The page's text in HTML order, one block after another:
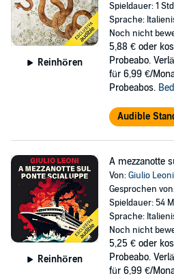
Reinhören
Spieldauer: 1
Sprache:
Noch nicht
5,88 € oder
Probeabo.
für 6,99 €/
Probeabos.
Audible
Reinhören
A mezzanotte
Von:Giulio Leoni
Gesprochen
Spieldauer: 54
Sprache:
Noch nicht
5,25 € oder
Probeabo.
für 6,99 €/